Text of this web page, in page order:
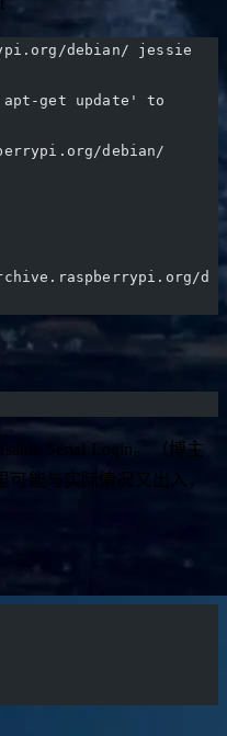
debian/ jessie
get update' to
debian/
d
Serial Login。（博主
可能与实际情况又出入，